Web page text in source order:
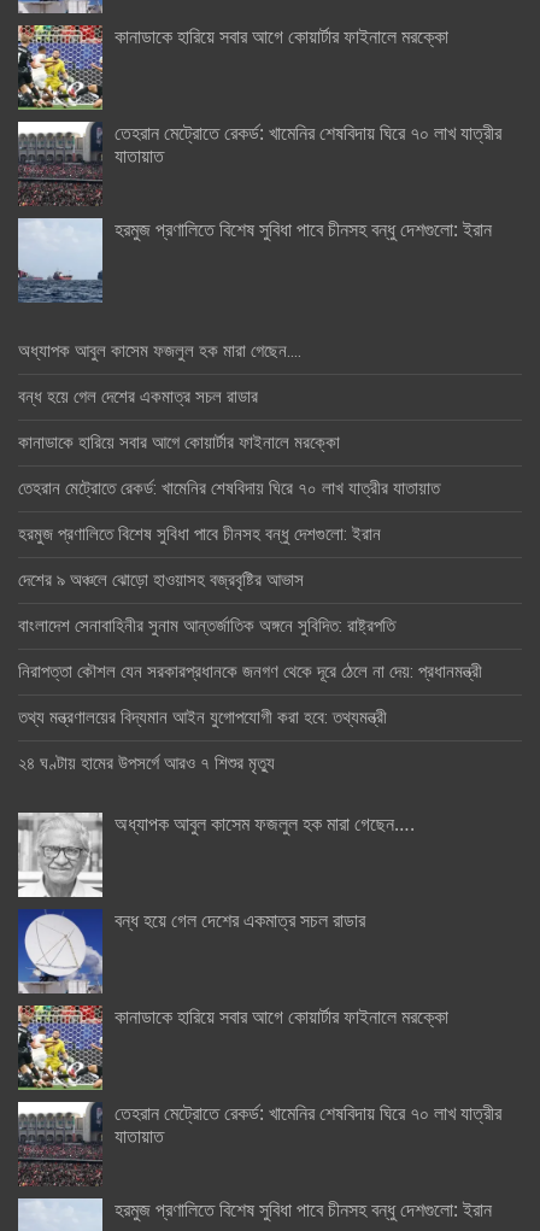
কানাডাকে হারিয়ে সবার আগে কোয়ার্টার ফাইনালে মরক্কো
তেহরান মেট্রোতে রেকর্ড: খামেনির শেষবিদায় ঘিরে ৭০ লাখ যাত্রীর
যাতায়াত
হরমুজ প্রণালিতে বিশেষ সুবিধা পাবে চীনসহ বন্ধু দেশগুলো: ইরান
অধ্যাপক আবুল কাসেম ফজলুল হক মারা গেছেন….
বন্ধ হয়ে গেল দেশের একমাত্র সচল রাডার
কানাডাকে হারিয়ে সবার আগে কোয়ার্টার ফাইনালে মরক্কো
তেহরান মেট্রোতে রেকর্ড: খামেনির শেষবিদায় ঘিরে ৭০ লাখ যাত্রীর যাতায়াত
হরমুজ প্রণালিতে বিশেষ সুবিধা পাবে চীনসহ বন্ধু দেশগুলো: ইরান
দেশের ৯ অঞ্চলে ঝোড়ো হাওয়াসহ বজ্রবৃষ্টির আভাস
বাংলাদেশ সেনাবাহিনীর সুনাম আন্তর্জাতিক অঙ্গনে সুবিদিত: রাষ্ট্রপতি
নিরাপত্তা কৌশল যেন সরকারপ্রধানকে জনগণ থেকে দূরে ঠেলে না দেয়: প্রধানমন্ত্রী
তথ্য মন্ত্রণালয়ের বিদ্যমান আইন যুগোপযোগী করা হবে: তথ্যমন্ত্রী
২৪ ঘণ্টায় হামের উপসর্গে আরও ৭ শিশুর মৃত্যু
অধ্যাপক আবুল কাসেম ফজলুল হক মারা গেছেন….
বন্ধ হয়ে গেল দেশের একমাত্র সচল রাডার
কানাডাকে হারিয়ে সবার আগে কোয়ার্টার ফাইনালে মরক্কো
তেহরান মেট্রোতে রেকর্ড: খামেনির শেষবিদায় ঘিরে ৭০ লাখ যাত্রীর
যাতায়াত
হরমুজ প্রণালিতে বিশেষ সুবিধা পাবে চীনসহ বন্ধু দেশগুলো: ইরান